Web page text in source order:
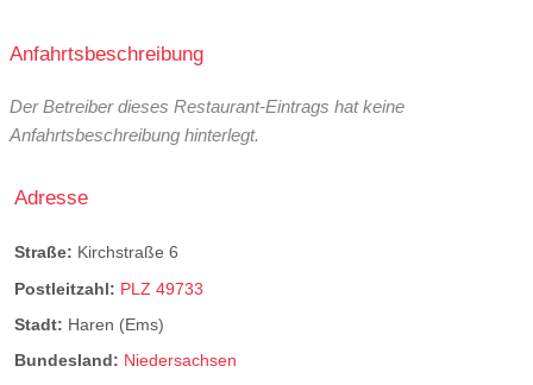
Anfahrtsbeschreibung
Der Betreiber dieses Restaurant-Eintrags hat keine
Anfahrtsbeschreibung hinterlegt.
Adresse
Straße: Kirchstraße 6
Postleitzahl: PLZ 49733
Stadt: Haren (Ems)
Bundesland: Niedersachsen